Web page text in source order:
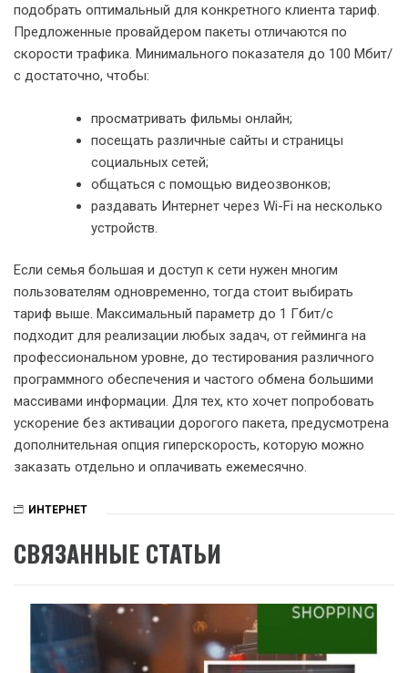
подобрать оптимальный для конкретного клиента тариф.
Предложенные провайдером пакеты отличаются по
скорости трафика. Минимального показателя до 100 Мбит/
с достаточно, чтобы:
просматривать фильмы онлайн;
посещать различные сайты и страницы
социальных сетей;
общаться с помощью видеозвонков;
раздавать Интернет через Wi-Fi на несколько
устройств.
Если семья большая и доступ к сети нужен многим
пользователям одновременно, тогда стоит выбирать
тариф выше. Максимальный параметр до 1 Гбит/с
подходит для реализации любых задач, от гейминга на
профессиональном уровне, до тестирования различного
программного обеспечения и частого обмена большими
массивами информации. Для тех, кто хочет попробовать
ускорение без активации дорогого пакета, предусмотрена
дополнительная опция гиперскорость, которую можно
заказать отдельно и оплачивать ежемесячно.
ИНТЕРНЕТ
СВЯЗАННЫЕ СТАТЬИ